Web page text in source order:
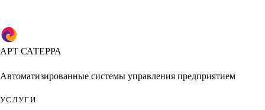
АРТ САТЕРРА
Автоматизированные системы управления предприятием
УСЛУГИ